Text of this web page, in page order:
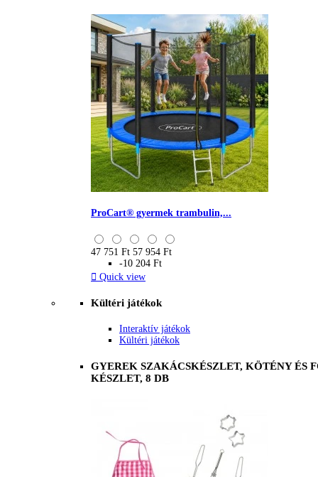
ProCart® gyermek trambulin,...
47 751 Ft 57 954 Ft
-10 204 Ft
 Quick view
Kültéri játékok
Interaktív játékok
Kültéri játékok
GYEREK SZAKÁCSKÉSZLET, KÖTÉNY ÉS
KÉSZLET, 8 DB